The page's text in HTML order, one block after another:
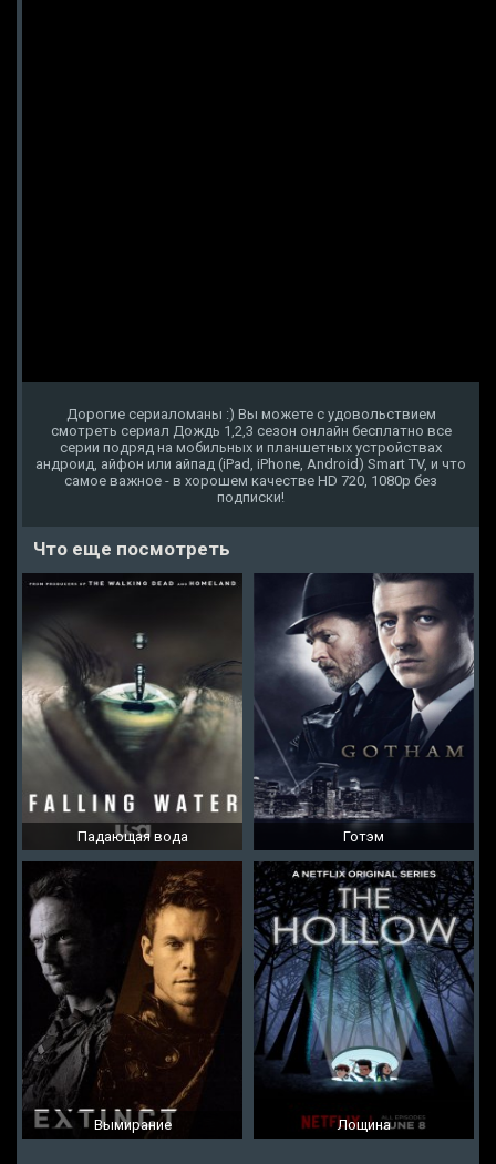
Дорогие сериаломаны :) Вы можете с удовольствием
смотреть сериал Дождь 1,2,3 сезон онлайн бесплатно все
серии подряд на мобильных и планшетных устройствах
андроид, айфон или айпад (iPad, iPhone, Android) Smart TV, и что
самое важное - в хорошем качестве HD 720, 1080p без
подписки!
Что еще посмотреть
Падающая вода Готэм
Вымирание Лощина